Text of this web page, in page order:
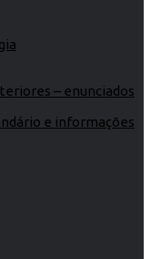
– enunciados
e informações